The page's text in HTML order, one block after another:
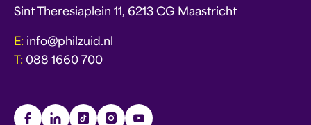
Sint Theresiaplein 11, 6213 CG Maastricht
E: info@philzuid.nl
T: 088 1660 700